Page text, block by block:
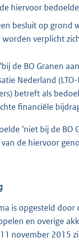
hiervoor
besluit op grond
verplicht
de BO Granen
Nederland
betreft als
financiële
‘niet bij de
de hiervoor
is opgesteld door
en overige
november 2015